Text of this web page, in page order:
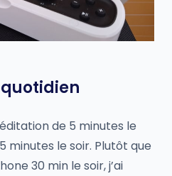
de 5 minutes le
minutes le soir. Plutôt que
30 min le soir, j’ai